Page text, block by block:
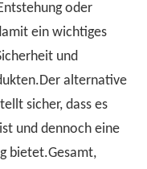
oder
ein wichtiges
und
alternative
sicher, dass es
und dennoch eine
bietet.Gesamt,